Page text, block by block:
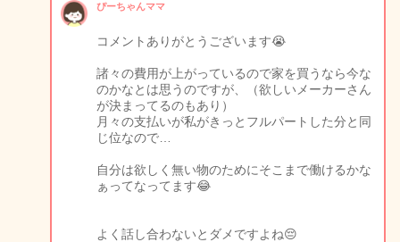
ぴーちゃんママ
コメントありがとうございます😭
諸々の費用が上がっているので家を買うなら今な
のかなとは思うのですが、（欲しいメーカーさん
が決まってるのもあり）
月々の支払いが私がきっとフルパートした分と同
じ位なので…
自分は欲しく無い物のためにそこまで働けるかな
ぁってなってます😂
よく話し合わないとダメですよね😔